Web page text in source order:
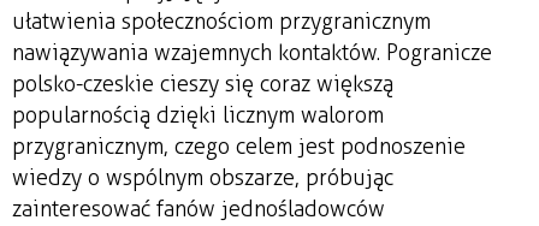
ułatwienia społecznościom przygranicznym
nawiązywania wzajemnych kontaktów. Pogranicze
polsko-czeskie cieszy się coraz większą
popularnością dzięki licznym walorom
przygranicznym, czego celem jest podnoszenie
wiedzy o wspólnym obszarze, próbując
zainteresować fanów jednośladowców